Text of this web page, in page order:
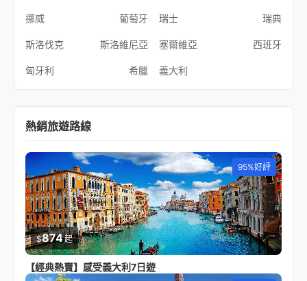
挪威 葡萄牙 瑞士 瑞典
斯洛伐克 斯洛維尼亞 塞爾維亞 西班牙
匈牙利 希臘 義大利
熱銷旅遊路線
95%好評
$874起
【經典熱賣】感受義大利7日遊